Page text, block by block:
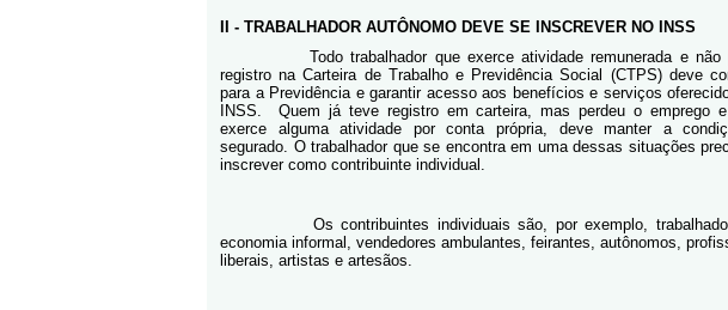
II - TRABALHADOR AUTÔNOMO DEVE SE INSCREVER NO INSS
Todo trabalhador que exerce atividade remunerada e não
registro na Carteira de Trabalho e Previdência Social (CTPS) deve
para a Previdência e garantir acesso aos benefícios e serviços
INSS.
Quem já teve registro em carteira, mas perdeu o emprego
exerce alguma atividade por conta própria, deve manter a
segurado. O trabalhador que se encontra em uma dessas situações
inscrever como contribuinte individual.
Os contribuintes individuais são, por exemplo,
economia informal, vendedores ambulantes, feirantes, autônomos,
liberais, artistas e artesãos.